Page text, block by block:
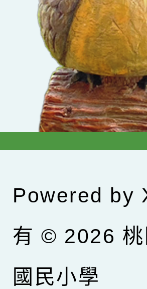
Powered by
有 © 2026
國民小學